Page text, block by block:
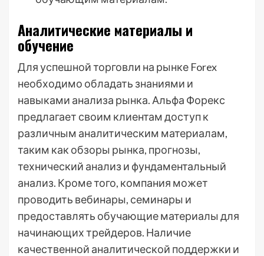
Аналитические материалы и
обучение
Для успешной торговли на рынке Forex
необходимо обладать знаниями и
навыками анализа рынка. Альфа Форекс
предлагает своим клиентам доступ к
различным аналитическим материалам,
таким как обзоры рынка, прогнозы,
технический анализ и фундаментальный
анализ. Кроме того, компания может
проводить вебинары, семинары и
предоставлять обучающие материалы для
начинающих трейдеров. Наличие
качественной аналитической поддержки и